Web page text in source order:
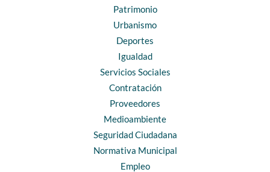
Patrimonio
Urbanismo
Deportes
Igualdad
Servicios Sociales
Contratación
Proveedores
Medioambiente
Seguridad Ciudadana
Normativa Municipal
Empleo